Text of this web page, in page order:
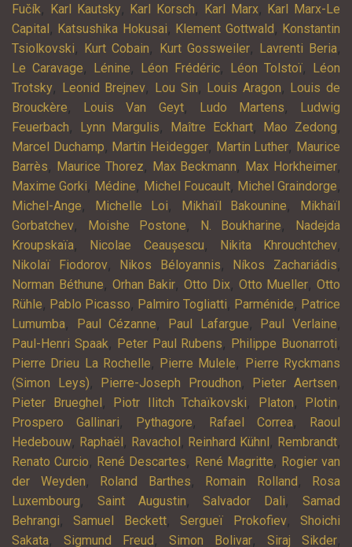
Fučík, Karl Kautsky, Karl Korsch, Karl Marx, Karl Marx-Le
Capital, Katsushika Hokusai, Klement Gottwald, Konstantin
Tsiolkovski, Kurt Cobain, Kurt Gossweiler, Lavrenti Beria,
Le Caravage, Lénine, Léon Frédéric, Léon Tolstoï, Léon
Trotsky, Leonid Brejnev, Lou Sin, Louis Aragon, Louis de
Brouckère, Louis Van Geyt, Ludo Martens, Ludwig
Feuerbach, Lynn Margulis, Maître Eckhart, Mao Zedong,
Marcel Duchamp, Martin Heidegger, Martin Luther, Maurice
Barrès, Maurice Thorez, Max Beckmann, Max Horkheimer,
Maxime Gorki, Médine, Michel Foucault, Michel Graindorge,
Michel-Ange, Michelle Loi, Mikhaïl Bakounine, Mikhaïl
Gorbatchev, Moishe Postone, N. Boukharine, Nadejda
Kroupskaïa, Nicolae Ceaușescu, Nikita Khrouchtchev,
Nikolaï Fiodorov, Nikos Béloyannis, Níkos Zachariádis,
Norman Béthune, Orhan Bakir, Otto Dix, Otto Mueller, Otto
Rühle, Pablo Picasso, Palmiro Togliatti, Parménide, Patrice
Lumumba, Paul Cézanne, Paul Lafargue, Paul Verlaine,
Paul-Henri Spaak, Peter Paul Rubens, Philippe Buonarroti,
Pierre Drieu La Rochelle, Pierre Mulele, Pierre Ryckmans
(Simon Leys), Pierre-Joseph Proudhon, Pieter Aertsen,
Pieter Brueghel, Piotr Ilitch Tchaïkovski, Platon, Plotin,
Prospero Gallinari, Pythagore, Rafael Correa, Raoul
Hedebouw, Raphaël, Ravachol, Reinhard Kühnl, Rembrandt,
Renato Curcio, René Descartes, René Magritte, Rogier van
der Weyden, Roland Barthes, Romain Rolland, Rosa
Luxembourg, Saint Augustin,Salvador Dali,Samad
Behrangi,Samuel Beckett,Sergueï Prokofiev,Shoichi
Sakata, Sigmund Freud, Simon Bolivar, Siraj Sikder,